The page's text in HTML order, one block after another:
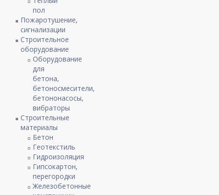
пол
Пожаротушение,
сигнализации
Строительное
оборудование
Оборудование
для
бетона,
бетоносмесители,
бетононасосы,
вибраторы
Строительные
материалы
Бетон
Геотекстиль
Гидроизоляция
Гипсокартон,
перегородки
Железобетонные